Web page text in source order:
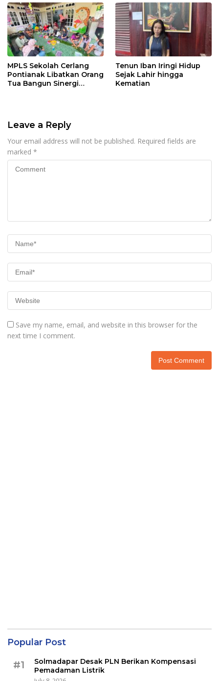
MPLS Sekolah Cerlang
Pontianak Libatkan Orang
Tua Bangun Sinergi
Tenun Iban Iringi Hidup
Sejak Lahir hingga
Kematian
Leave a Reply
Your email address will not be published. Required fields are
marked *
Save my name, email, and website in this browser for the
next time I comment.
Popular Post
#1
Solmadapar Desak PLN Berikan Kompensasi
Pemadaman Listrik